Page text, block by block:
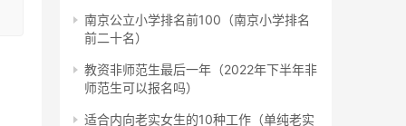
南京公立小学排名前100（南京小学排名
前二十名）
教资非师范生最后一年（2022年下半年非
师范生可以报名吗）
适合内向老实女生的10种工作（单纯老实